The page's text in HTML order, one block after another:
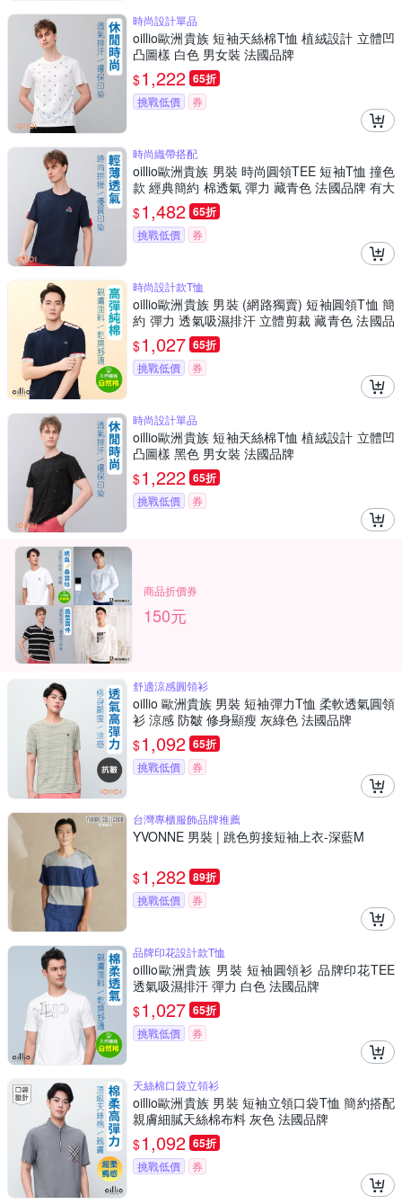
時尚設計單品
oillio歐洲貴族 短袖天絲棉T恤 植絨設計 立體凹
凸圖樣 白色 男女裝 法國品牌
$1,222 65折
挑戰低價 券
時尚織帶搭配
oillio歐洲貴族 男裝 時尚圓領TEE 短袖T恤 撞色
款 經典簡約 棉透氣 彈力 藏青色 法國品牌 有大
尺碼
$1,482 65折
挑戰低價 券
時尚設計款T恤
oillio歐洲貴族 男裝 (網路獨賣) 短袖圓領T恤 簡
約 彈力 透氣吸濕排汗 立體剪裁 藏青色 法國品
牌
$1,027 65折
挑戰低價 券
時尚設計單品
oillio歐洲貴族 短袖天絲棉T恤 植絨設計 立體凹
凸圖樣 黑色 男女裝 法國品牌
$1,222 65折
挑戰低價 券
商品折價券
150元
舒適涼感圓領衫
oillio 歐洲貴族 男裝 短袖彈力T恤 柔軟透氣圓領
衫 涼感 防皺 修身顯瘦 灰綠色 法國品牌
$1,092 65折
挑戰低價 券
台灣專櫃服飾品牌推薦
YVONNE 男裝 | 跳色剪接短袖上衣-深藍M
$1,282 89折
挑戰低價 券
品牌印花設計款T恤
oillio歐洲貴族 男裝 短袖圓領衫 品牌印花TEE
透氣吸濕排汗 彈力 白色 法國品牌
$1,027 65折
挑戰低價 券
天絲棉口袋立領衫
oillio歐洲貴族 男裝 短袖立領口袋T恤 簡約搭配
親膚細膩天絲棉布料 灰色 法國品牌
$1,092 65折
挑戰低價 券